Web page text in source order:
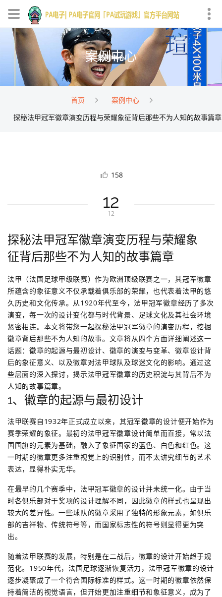
案例中心
首页
案例中心
探秘法甲冠军徽章演变历程与荣耀象征背后那些不为人知的故事篇章
158
12
12
探秘法甲冠军徽章演变历程与荣耀象
征背后那些不为人知的故事篇章
法甲（法国足球甲级联赛）作为欧洲顶级联赛之一，其冠军徽章
所蕴含的象征意义不仅承载着俱乐部的荣耀，也代表着法甲的悠
久历史和文化传承。从1920年代至今，法甲冠军徽章经历了多次
演变，每一次的设计变化都与时代背景、足球文化及其社会环境
紧密相连。本文将带您一起探秘法甲冠军徽章的演变历程，挖掘
徽章背后那些不为人知的故事。文章将从四个方面详细阐述这一
话题：徽章的起源与最初设计、徽章的演变与变革、徽章设计背
后的象征意义、以及徽章对法甲球队及球迷文化的影响。通过这
些层面的深入探讨，揭示法甲冠军徽章的历史积淀与其背后不为
人知的故事篇章。
1、徽章的起源与最初设计
法甲联赛自1932年正式成立以来，其冠军徽章的设计便开始作为
赛季荣耀的象征。最初的法甲冠军徽章设计简单而直接，常以法
国国旗的元素为基础，融入了象征国家的蓝色、白色和红色。这
一时期的徽章更多注重视觉上的识别性，而不太讲究细节的艺术
表达，显得朴实无华。
在最早的几个赛季中，法甲冠军徽章的设计并未统一化。由于当
时各俱乐部对于奖项的设计理解不同，因此徽章的样式也呈现出
较大的差异性。一些球队的徽章采用了独特的形象元素，如俱乐
部的吉祥物、传统符号等，而国家标志性的符号则显得更为突
出。
随着法甲联赛的发展，特别是在二战后，徽章的设计开始趋于规
范化。1950年代，法国足球逐渐恢复活力，法甲冠军徽章的设计
逐步凝聚成了一个符合国际标准的样式。这一时期的徽章依然保
持着简洁的视觉语言，但开始更加注重细节和象征意义，成为了